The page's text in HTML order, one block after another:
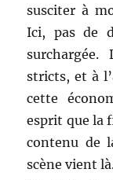
susciter à
Ici, pas de
stricts, et à
cette
esprit que la
contenu de
scène vient